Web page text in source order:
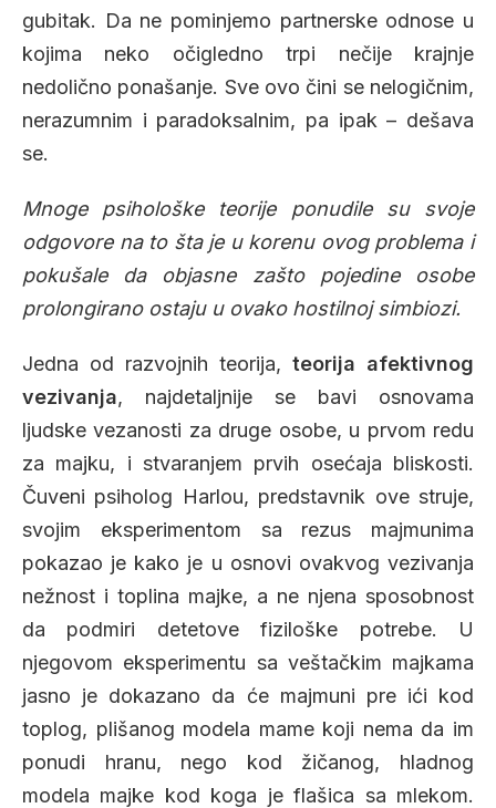
gubitak. Da ne pominjemo partnerske odnose u
kojima neko očigledno trpi nečije krajnje
nedolično ponašanje. Sve ovo čini se nelogičnim,
nerazumnim i paradoksalnim, pa ipak – dešava
se.
Mnoge psihološke teorije ponudile su svoje
odgovore na to šta je u korenu ovog problema i
pokušale da objasne zašto pojedine osobe
prolongirano ostaju u ovako hostilnoj simbiozi.
Jedna od razvojnih teorija, teorija afektivnog
vezivanja, najdetaljnije se bavi osnovama
ljudske vezanosti za druge osobe, u prvom redu
za majku, i stvaranjem prvih osećaja bliskosti.
Čuveni psiholog Harlou, predstavnik ove struje,
svojim eksperimentom sa rezus majmunima
pokazao je kako je u osnovi ovakvog vezivanja
nežnost i toplina majke, a ne njena sposobnost
da podmiri detetove fiziloške potrebe. U
njegovom eksperimentu sa veštačkim majkama
jasno je dokazano da će majmuni pre ići kod
toplog, plišanog modela mame koji nema da im
ponudi hranu, nego kod žičanog, hladnog
modela majke kod koga je flašica sa mlekom.